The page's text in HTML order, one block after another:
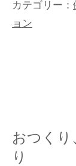
カテゴリー：
ョン
おつくり
り